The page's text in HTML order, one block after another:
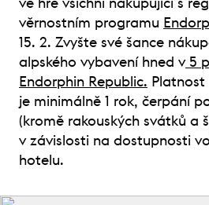
ve hře všichni nakupující s
věrnostním programu
15. 2. Zvyšte své šance
alpského vybavení hned v5
Endorphin Republic.
je minimálně 1 rok, čerpání
(kromě rakouských svátků a
v závislosti na dostupnosti
hotelu.